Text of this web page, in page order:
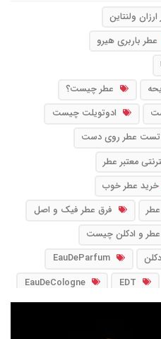
ولنتاین
عطر باربری هیرو
عطر چیست؟
ادوتویلت چیست
تست عطر روی دست
معتبر عطر
خرید عطر خوب
فرق عطر فیک و اصل
عطر و ادکلن چیست
EauDeParfum
EDT
EauDeCologne
PourFemme